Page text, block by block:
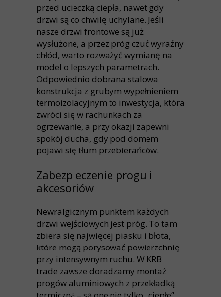
przed ucieczką ciepła, nawet gdy
drzwi są co chwilę uchylane. Jeśli
nasze drzwi frontowe są już
wysłużone, a przez próg czuć wyraźny
chłód, warto rozważyć wymianę na
model o lepszych parametrach.
Odpowiednio dobrana stalowa
konstrukcja z grubym wypełnieniem
termoizolacyjnym to inwestycja, która
zwróci się w rachunkach za
ogrzewanie, a przy okazji zapewni
spokój ducha, gdy pod domem
pojawi się tłum przebierańców.
Zabezpieczenie progu i
akcesoriów
Newralgicznym punktem każdych
drzwi wejściowych jest próg. To tam
zbiera się najwięcej piasku i błota,
które mogą porysować powierzchnię
przy intensywnym ruchu. W KRB
trade zawsze doradzamy montaż
progów aluminiowych z przekładką